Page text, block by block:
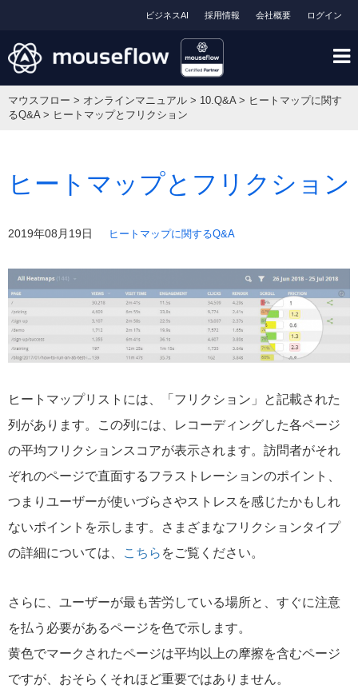
ログイン
会社概要
採用情報
ビジネスAI
マウスフロー > オンラインマニュアル > 10.Q&A> ヒートマップに関す
るQ&A> ヒートマップとフリクション
ヒートマップとフリクション
2019年08月19日 ヒートマップに関するQ&A
ヒートマップリストには、「フリクション」と記載された
列があります。この列には、レコーディングした各ページ
の平均フリクションスコアが表示されます。訪問者がそれ
ぞれのページで直面するフラストレーションのポイント、
つまりユーザーが使いづらさやストレスを感じたかもしれ
ないポイントを示します。さまざまなフリクションタイプ
の詳細については、
こちら をご覧ください。
さらに、ユーザーが最も苦労している場所と、すぐに注意
を払う必要があるページを色で示します。
黄色でマークされたページは平均以上の摩擦を含むページ
ですが、おそらくそれほど重要ではありません。